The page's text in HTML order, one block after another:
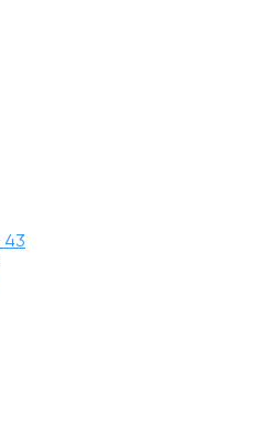
43